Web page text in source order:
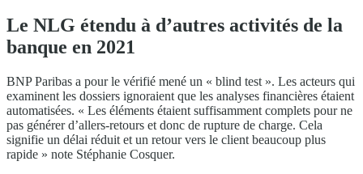
Le NLG étendu à d’autres activités de la
banque en 2021
BNP Paribas a pour le vérifié mené un « blind test ». Les acteurs qui
examinent les dossiers ignoraient que les analyses financières étaient
automatisées. « Les éléments étaient suffisamment complets pour ne
pas générer d’allers-retours et donc de rupture de charge. Cela
signifie un délai réduit et un retour vers le client beaucoup plus
rapide » note Stéphanie Cosquer.